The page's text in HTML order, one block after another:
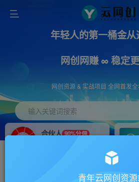
年轻人的第一桶金
网创网赚 ∞ 稳定
网创资源 & 实战项目 全网首发
输入关键词搜索
合伙人 90%分佣
青年云网创资